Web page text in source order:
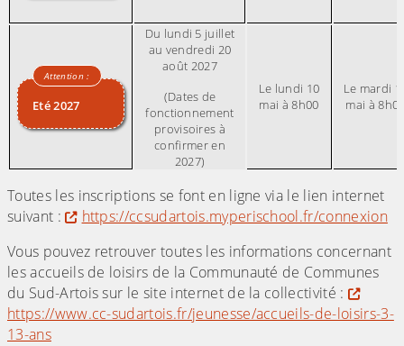
Eté 2027
Du lundi 5 juillet
au vendredi 20
août 2027
(Dates de
fonctionnement
provisoires à
confirmer en
2027)
Le lundi 10
mai à 8h00
Le mardi
mai à
Toutes les inscriptions se font en ligne via le lien internet
suivant :
https://ccsudartois.myperischool.fr/connexion
Vous pouvez retrouver toutes les informations concernant
les accueils de loisirs de la Communauté de Communes
du Sud-Artois sur le site internet de la collectivité :
https://www.cc-sudartois.fr/jeunesse/accueils-de-loisirs-3-
13-ans